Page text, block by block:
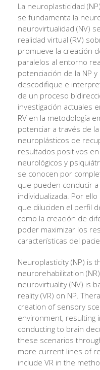
La neuroplasticidad
se fundamenta la
neurovirtualidad (NV)
realidad virtual (RV)
promueve la creación
paralelos al entorno
potenciación de la NP
descodifique e
de un proceso
investigación actuales
RV en la metodología
potenciar a través de
neuroplásticos de
resultados positivos
neurológicos y
se conocen por
que pueden conducir
individualizada. Por
que diluciden el perfil
como la creación de
poder maximizar los
características del
Neuroplasticity (NP) is
neurorehabilitation
neurovirtuality (NV) is
reality (VR) on NP.
creation of sensory
environment, resulting
conducting to brain
these scenarios
more current lines of
include VR in the